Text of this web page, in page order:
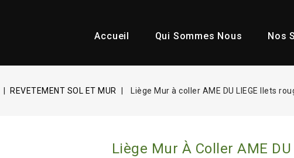
Accueil Qui Sommes Nous Nos
REVETEMENT SOL ET MUR Liège Mur à coller AME DU LIEGE Ilets
Liège Mur À Coller AME